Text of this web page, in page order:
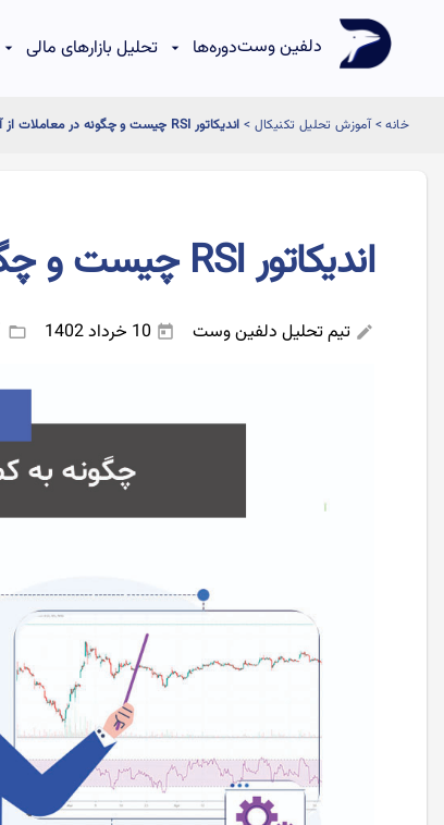
دلفین وستدوره‌ها تحلیل بازارهای مالی
خانه>آموزش تحلیل تکنیکال > اندیکاتور RSI چیست و چگونه در معاملات از آن استفاده کنیم؟
اندیکاتور RSI چیست و چگونه در معاملات از آن استفاده کنیم؟
edit تیم تحلیل دلفین وست today
folder_open